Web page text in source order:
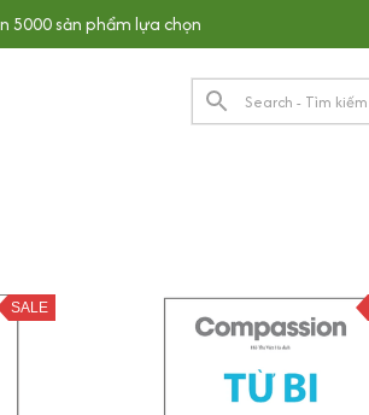
5000 sản phẩm lựa chọn
SALE